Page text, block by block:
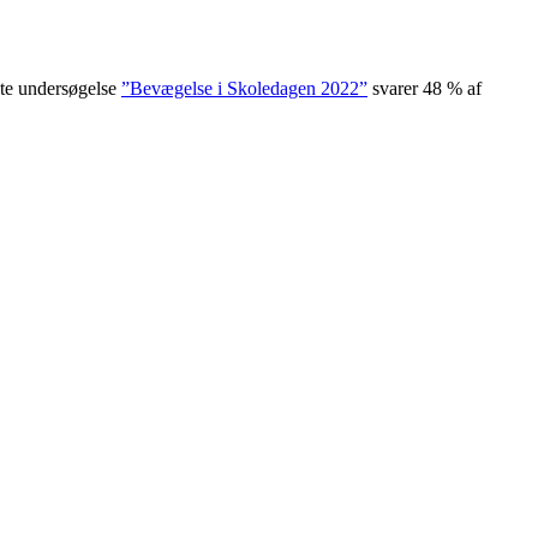
undersøgelse ”Bevægelse i Skoledagen 2022” svarer 48 % af